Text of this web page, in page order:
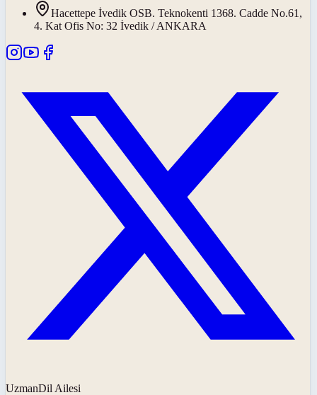
Hacettepe İvedik OSB. Teknokenti 1368. Cadde No.61,
4. Kat Ofis No: 32 İvedik / ANKARA
UzmanDil Ailesi